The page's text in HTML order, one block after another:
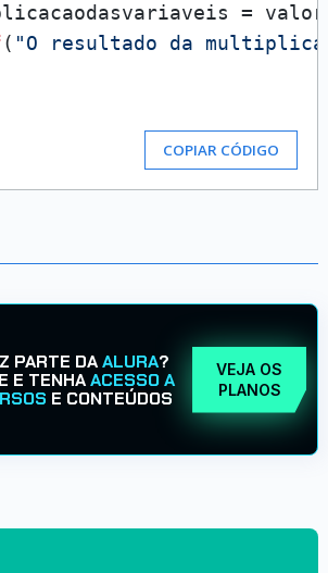
=
( "O resultado da
COPIAR CÓDIGO
PARTE DAALURA?
E TENHAACESSO A
E CONTEÚDOS
VEJA OS
PLANOS